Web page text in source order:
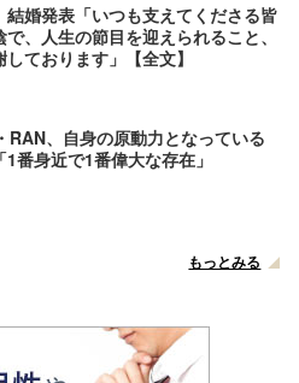
結婚発表「いつも支えてくださる皆
、人生の節目を迎えられること、
ております」【全文】
RAN、自身の原動力となっている
番身近で1番偉大な存在」
もっとみる